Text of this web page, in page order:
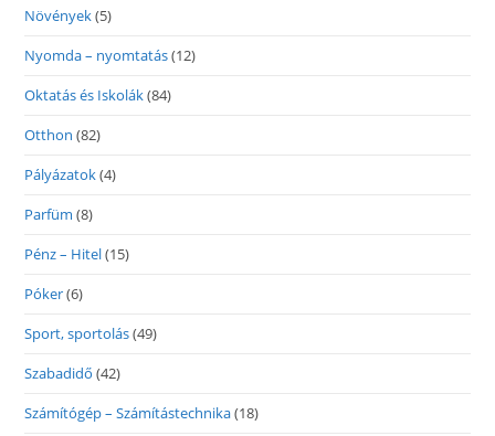
Növények(5)
Nyomda – nyomtatás(12)
Oktatás és Iskolák(84)
Otthon (82)
Pályázatok(4)
Parfüm (8)
Pénz – Hitel(15)
Póker(6)
Sport, sportolás(49)
Szabadidő (42)
Számítógép – Számítástechnika(18)